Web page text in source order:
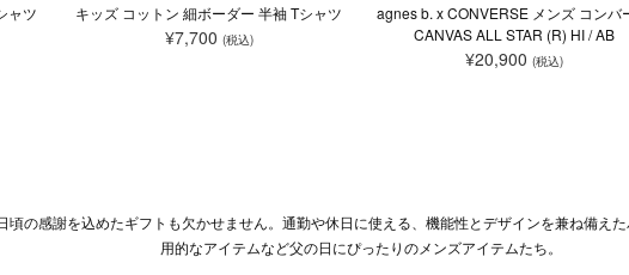
ャツ
キッズ コットン 細ボーダー 半袖 Tシャツ
¥7,700 (税込)
agnes b. x CONVERSE メンズ コンバ
CANVAS ALL STAR (R) HI / AB
¥20,900 (税込)
頃の感謝を込めたギフトも欠かせません。通勤や休日に使える、機能性とデザインを兼ね備え
用的なアイテムなど父の日にぴったりのメンズアイテムたち。